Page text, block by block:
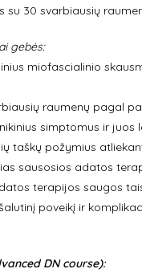
su 30 svarbiausių
gebės:
miofascialinio
raumenų pagal
simptomus ir juos
taškų požymius
sausosios adatos
terapijos saugos
poveikį ir
DN course):